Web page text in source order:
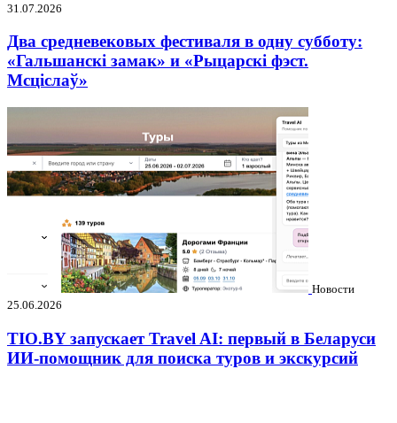
31.07.2026
Два средневековых фестиваля в одну субботу:
«Гальшанскі замак» и «Рыцарскі фэст.
Мсціслаў»
Новости
25.06.2026
TIO.BY запускает Travel AI: первый в Беларуси
ИИ-помощник для поиска туров и экскурсий